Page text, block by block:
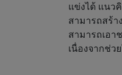
แข่งได้ แนว
สามารถสร้
สามารถเอา
เนื่องจากช่